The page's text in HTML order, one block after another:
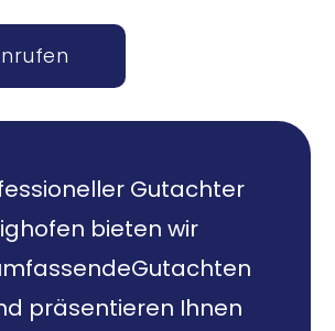
Gutachter
bieten wir
präsentieren Ihnen